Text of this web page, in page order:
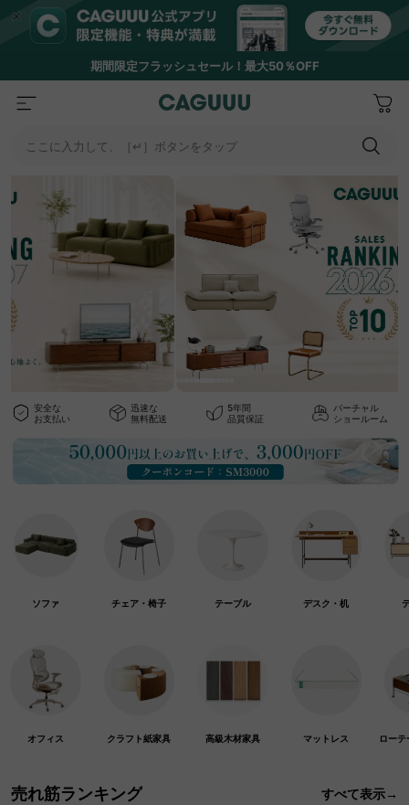
期間限定フラッシュセール！最大50％OFF
ここに入力して、［↵］ボタンをタップ
安全な
お支払い
迅速な
無料配送
5年間
品質保証
バーチャル
ショールーム
ソファ チェア・椅子 テーブル デスク・机
オフィス クラフト紙家具 高級木材家具 マットレス ロー
売れ筋ランキング すべて表示→